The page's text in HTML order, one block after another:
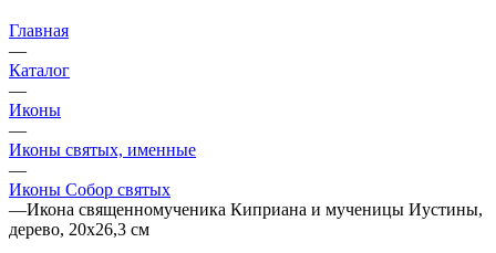
Главная
—
Каталог
—
Иконы
—
Иконы святых, именные
—
Иконы Собор святых
—Икона священномученика Киприана и мученицы Иустины,
дерево, 20х26,3 см